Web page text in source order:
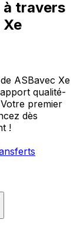
à travers
ASBavec Xe
qualité-
premier
dès
!